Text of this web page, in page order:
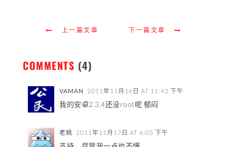
上一篇文章 下一篇文章
COMMENTS (4)
VAMAN 2011年11月16日 AT 11:42 下午
我的安卓2.3.4还没root呢 郁闷
老姚 2011年11月17日 AT 6:05 下午